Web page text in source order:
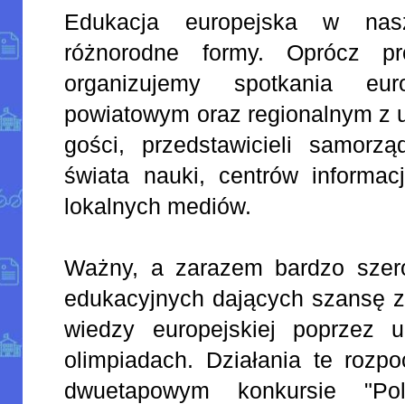
Edukacja europejska w
różnorodne formy. Oprócz
organizujemy spotkania
powiatowym oraz regionalnym z
gości, przedstawicieli
świata nauki, centrów
lokalnych mediów.
Ważny, a zarazem bardzo
edukacyjnych dających szansę
wiedzy europejskiej poprzez
olimpiadach. Działania te
dwuetapowym konkursie